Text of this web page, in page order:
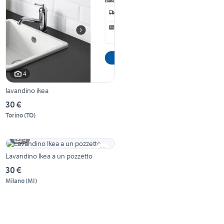
4
lavandino ikea
30 €
Torino(TO)
4
Lavandino Ikea a un pozzetto
30 €
Milano(MI)